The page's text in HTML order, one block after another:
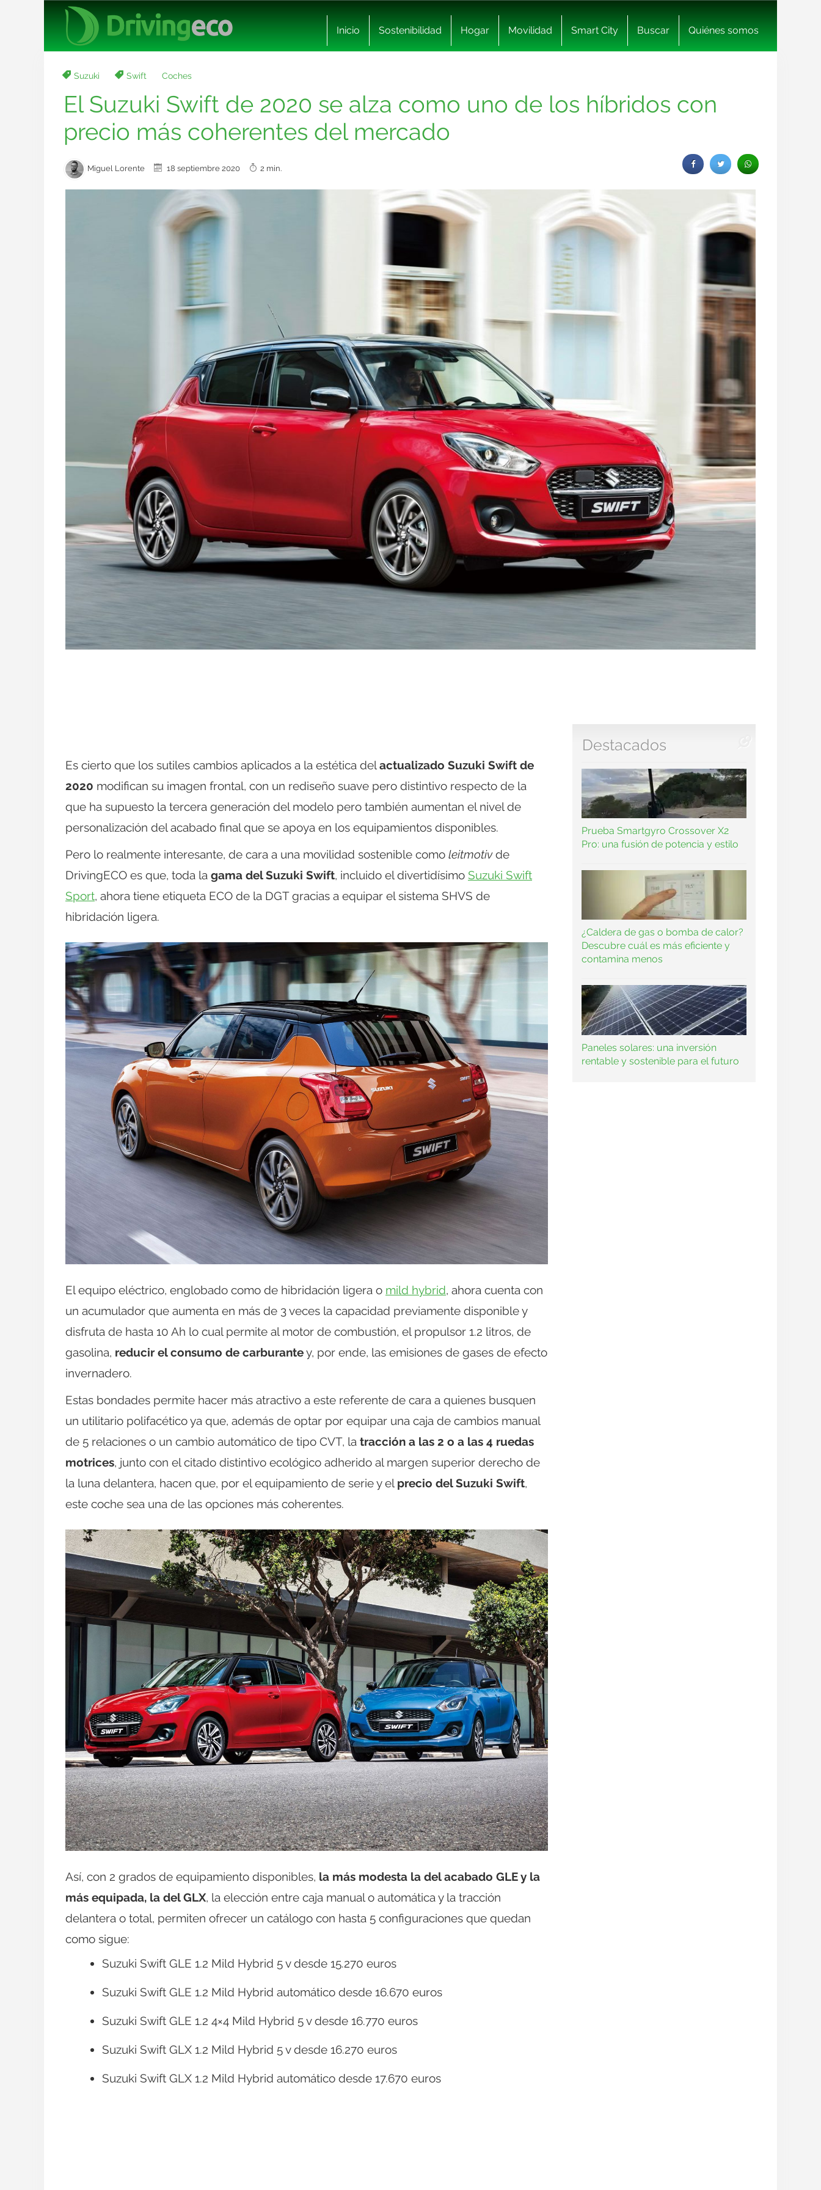
Inicio Sostenibilidad Hogar Movilidad Smart City Buscar Quiénes somos
Suzuki Swift Coches
El Suzuki Swift de 2020 se alza como uno de los híbridos con
precio más coherentes del mercado
Miguel Lorente 18 septiembre 2020 2 min.
Es cierto que los sutiles cambios aplicados a la estética delactualizado Suzuki Swift de
2020 modifican su imagen frontal, con un rediseño suave pero distintivo respecto de la
que ha supuesto la tercera generación del modelo pero también aumentan el nivel de
personalización del acabado final que se apoya en los equipamientos disponibles.
Pero lo realmente interesante, de cara a una movilidad sostenible como leitmotivde
DrivingECO es que, toda la gama del Suzuki Swift, incluido el divertidísimo Suzuki Swift
Sport, ahora tiene etiqueta ECO de la DGT gracias a equipar el sistema SHVS de
hibridación ligera.
El equipo eléctrico, englobado como de hibridación ligera o mild hybrid, ahora cuenta con
un acumulador que aumenta en más de 3 veces la capacidad previamente disponible y
disfruta de hasta 10 Ah lo cual permite al motor de combustión, el propulsor 1.2 litros, de
gasolina, reducir el consumo de carburantey, por ende, las emisiones de gases de efecto
invernadero.
Estas bondades permite hacer más atractivo a este referente de cara a quienes busquen
un utilitario polifacético ya que, además de optar por equipar una caja de cambios manual
de 5 relaciones o un cambio automático de tipo CVT, la tracción a las 2 o a las 4 ruedas
motrices, junto con el citado distintivo ecológico adherido al margen superior derecho de
la luna delantera, hacen que, por el equipamiento de serie y el precio del Suzuki Swift,
este coche sea una de las opciones más coherentes.
Así, con 2 grados de equipamiento disponibles, la más modesta la del acabado GLE y la
más equipada, la del GLX, la elección entre caja manual o automática y la tracción
delantera o total, permiten ofrecer un catálogo con hasta 5 configuraciones que quedan
como sigue:
Suzuki Swift GLE 1.2 Mild Hybrid 5 v desde 15.270 euros
Suzuki Swift GLE 1.2 Mild Hybrid automático desde 16.670 euros
Suzuki Swift GLE 1.2 4×4 Mild Hybrid 5 v desde 16.770 euros
Suzuki Swift GLX 1.2 Mild Hybrid 5 v desde 16.270 euros
Suzuki Swift GLX 1.2 Mild Hybrid automático desde 17.670 euros
Destacados
Prueba Smartgyro Crossover X2
Pro: una fusión de potencia y estilo
¿Caldera de gas o bomba de calor?
Descubre cuál es más eficiente y
contamina menos
Paneles solares: una inversión
rentable y sostenible para el futuro